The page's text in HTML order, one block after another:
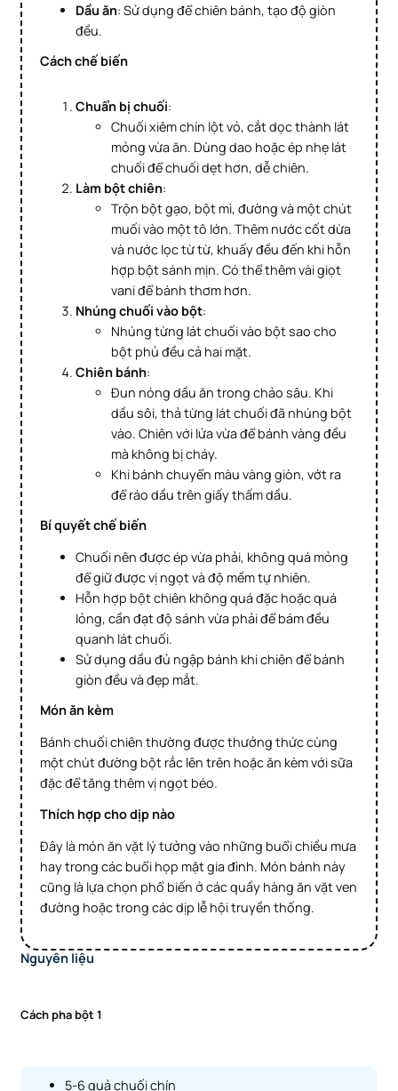
Dầu ăn: Sử dụng để chiên bánh, tạo độ giòn
đều.
Cách chế biến
Chuẩn bị chuối:
Chuối xiêm chín lột vỏ, cắt dọc thành lát
mỏng vừa ăn. Dùng dao hoặc ép nhẹ lát
chuối để chuối dẹt hơn, dễ chiên.
Làm bột chiên:
Trộn bột gạo, bột mì, đường và một chút
muối vào một tô lớn. Thêm nước cốt dừa
và nước lọc từ từ, khuấy đều đến khi hỗn
hợp bột sánh mịn. Có thể thêm vài giọt
vani để bánh thơm hơn.
Nhúng chuối vào bột:
Nhúng từng lát chuối vào bột sao cho
bột phủ đều cả hai mặt.
Chiên bánh:
Đun nóng dầu ăn trong chảo sâu. Khi
dầu sôi, thả từng lát chuối đã nhúng bột
vào. Chiên với lửa vừa để bánh vàng đều
mà không bị cháy.
Khi bánh chuyển màu vàng giòn, vớt ra
để ráo dầu trên giấy thấm dầu.
Bí quyết chế biến
Chuối nên được ép vừa phải, không quá mỏng
để giữ được vị ngọt và độ mềm tự nhiên.
Hỗn hợp bột chiên không quá đặc hoặc quá
lỏng, cần đạt độ sánh vừa phải để bám đều
quanh lát chuối.
Sử dụng dầu đủ ngập bánh khi chiên để bánh
giòn đều và đẹp mắt.
Món ăn kèm
Bánh chuối chiên thường được thưởng thức cùng
một chút đường bột rắc lên trên hoặc ăn kèm với sữa
đặc để tăng thêm vị ngọt béo.
Thích hợp cho dịp nào
Đây là món ăn vặt lý tưởng vào những buổi chiều mưa
hay trong các buổi họp mặt gia đình. Món bánh này
cũng là lựa chọn phổ biến ở các quầy hàng ăn vặt ven
đường hoặc trong các dịp lễ hội truyền thống.
Nguyên liệu
Cách pha bột 1
5-6 quả chuối chín